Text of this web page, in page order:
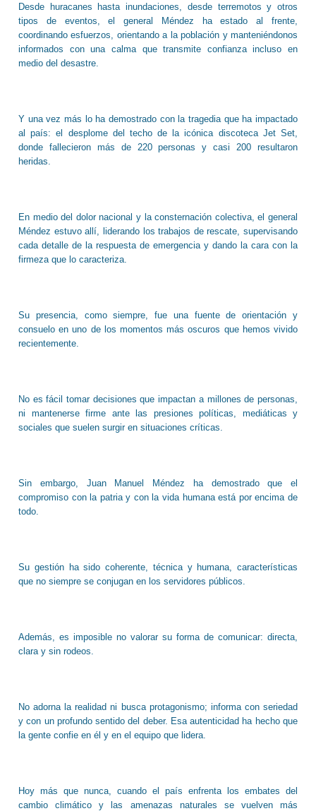
Desde huracanes hasta inundaciones, desde terremotos y otros
tipos de eventos, el general Méndez ha estado al frente,
coordinando esfuerzos, orientando a la población y manteniéndonos
informados con una calma que transmite confianza incluso en
medio del desastre.
Y una vez más lo ha demostrado con la tragedia que ha impactado
al país: el desplome del techo de la icónica discoteca Jet Set,
donde fallecieron más de 220 personas y casi 200 resultaron
heridas.
En medio del dolor nacional y la consternación colectiva, el general
Méndez estuvo allí, liderando los trabajos de rescate, supervisando
cada detalle de la respuesta de emergencia y dando la cara con la
firmeza que lo caracteriza.
Su presencia, como siempre, fue una fuente de orientación y
consuelo en uno de los momentos más oscuros que hemos vivido
recientemente.
No es fácil tomar decisiones que impactan a millones de personas,
ni mantenerse firme ante las presiones políticas, mediáticas y
sociales que suelen surgir en situaciones críticas.
Sin embargo, Juan Manuel Méndez ha demostrado que el
compromiso con la patria y con la vida humana está por encima de
todo.
Su gestión ha sido coherente, técnica y humana, características
que no siempre se conjugan en los servidores públicos.
Además, es imposible no valorar su forma de comunicar: directa,
clara y sin rodeos.
No adorna la realidad ni busca protagonismo; informa con seriedad
y con un profundo sentido del deber. Esa autenticidad ha hecho que
la gente confie en él y en el equipo que lidera.
Hoy más que nunca, cuando el país enfrenta los embates del
cambio climático y las amenazas naturales se vuelven más